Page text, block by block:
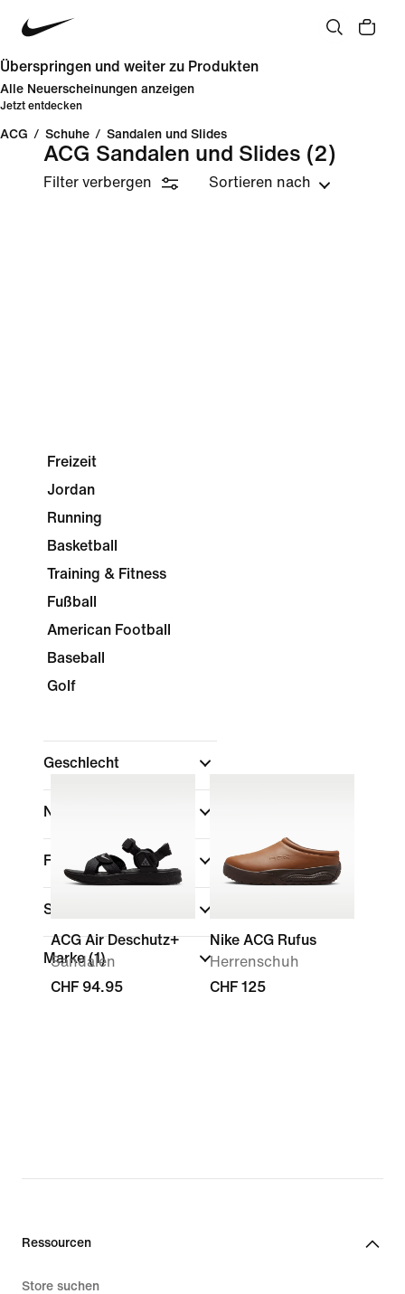
Überspringen und weiter zu Produkten
Alle Neuerscheinungen anzeigen
Jetzt entdecken
ACG / Schuhe / Sandalen und Slides
ACG Sandalen und Slides (2)
Filter verbergen Sortieren nach
Freizeit
Jordan
Running
Basketball
Training & Fitness
Fußball
American Football
Baseball
Golf
Geschlecht
Nach Preis anzeigen
Farbe
Schuhhöhe
Marke(1)
ACG Air Deschutz+
Sandalen
CHF 94.95
Nike ACG Rufus
Herrenschuh
CHF 125
Ressourcen
Store suchen